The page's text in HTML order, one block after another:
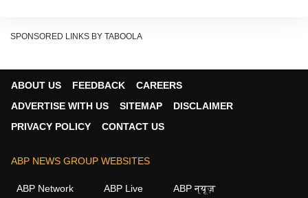
SPONSORED LINKS BY TABOOLA
ABOUT US FEEDBACK
CAREERS
ADVERTISE WITH US
SITEMAP
DISCLAIMER
PRIVACY POLICY
CONTACT US
ABP NEWS GROUP WEBSITES
ABP Network ABP Live ABP न्यूज़